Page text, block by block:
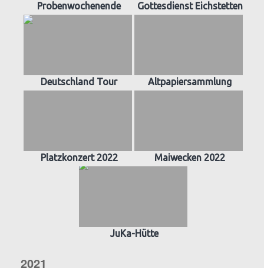
Probenwochenende Gottesdienst Eichstetten
Deutschland Tour Altpapiersammlung
Platzkonzert 2022 Maiwecken 2022
JuKa-Hütte
2021